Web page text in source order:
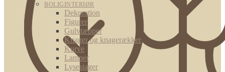
BOLIGINTERIØR
Dekoration
Figurer
Gulvtæpper
Knager og knagerækker
Kurve
Lamper
Lysestager